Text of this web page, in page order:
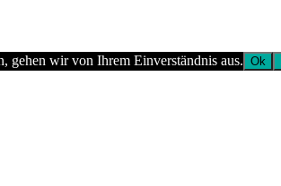
gehen wir von Ihrem Einverständnis aus. Ok